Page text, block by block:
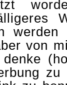
von
denke
zu